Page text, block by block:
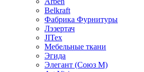
Belkraft
Фабрика Фурнитуры
Лэзертач
JITex
Мебельные ткани
Эгида
Элегант (Союз М)